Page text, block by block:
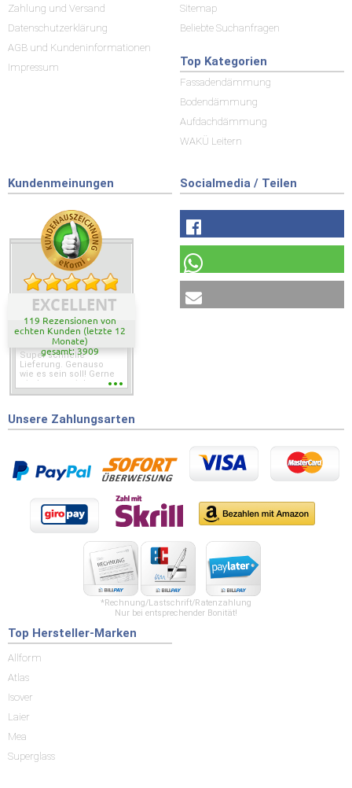
Zahlung und Versand
Datenschutzerklärung
AGB und Kundeninformationen
Impressum
Sitemap
Beliebte Suchanfragen
Top Kategorien
Fassadendämmung
Bodendämmung
Aufdachdämmung
WAKÜ Leitern
Kundenmeinungen
EXCELLENT
119 Rezensionen von
echten Kunden (letzte 12
Monate)
gesamt: 3909
Super schnelle
Lieferung. Genauso
wie es sein soll! Gerne
wieder wenn ich was
Socialmedia / Teilen
Unsere Zahlungsarten
*Rechnung/Lastschrift/Ratenzahlung
Nur bei entsprechender Bonität!
Top Hersteller-Marken
Allform
Atlas
Isover
Laier
Mea
Superglass